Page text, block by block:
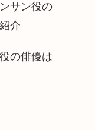
サン役の
介
の俳優は